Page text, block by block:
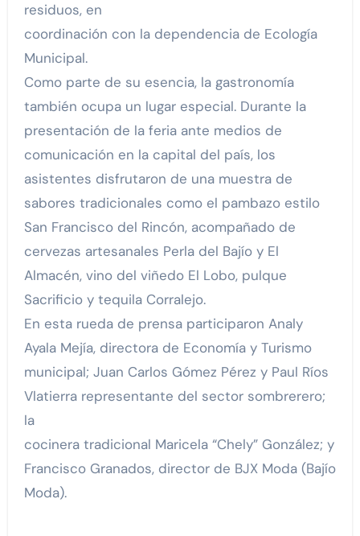
residuos, en
coordinación con la dependencia de Ecología
Municipal.
Como parte de su esencia, la gastronomía
también ocupa un lugar especial. Durante la
presentación de la feria ante medios de
comunicación en la capital del país, los
asistentes disfrutaron de una muestra de
sabores tradicionales como el pambazo estilo
San Francisco del Rincón, acompañado de
cervezas artesanales Perla del Bajío y El
Almacén, vino del viñedo El Lobo, pulque
Sacrificio y tequila Corralejo.
En esta rueda de prensa participaron Analy
Ayala Mejía, directora de Economía y Turismo
municipal; Juan Carlos Gómez Pérez y Paul Ríos
Vlatierra representante del sector sombrerero;
la
cocinera tradicional Maricela “Chely” González; y
Francisco Granados, director de BJX Moda (Bajío
Moda).